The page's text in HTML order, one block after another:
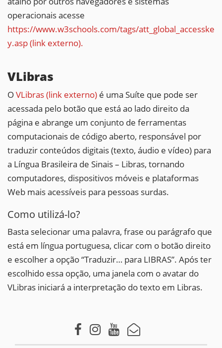
operacionais acesse
https://www.w3schools.com/tags/att_global_accesske
y.asp (link externo).
VLibras
OVLibras (link externo) é uma Suíte que pode ser
acessada pelo botão que está ao lado direito da
página e abrange um conjunto de ferramentas
computacionais de código aberto, responsável por
traduzir conteúdos digitais (texto, áudio e vídeo) para
a Língua Brasileira de Sinais – Libras, tornando
computadores, dispositivos móveis e plataformas
Web mais acessíveis para pessoas surdas.
Como utilizá-lo?
Basta selecionar uma palavra, frase ou parágrafo que
está em língua portuguesa, clicar com o botão direito
e escolher a opção “Traduzir… para LIBRAS”. Após ter
escolhido essa opção, uma janela com o avatar do
VLibras iniciará a interpretação do texto em Libras.